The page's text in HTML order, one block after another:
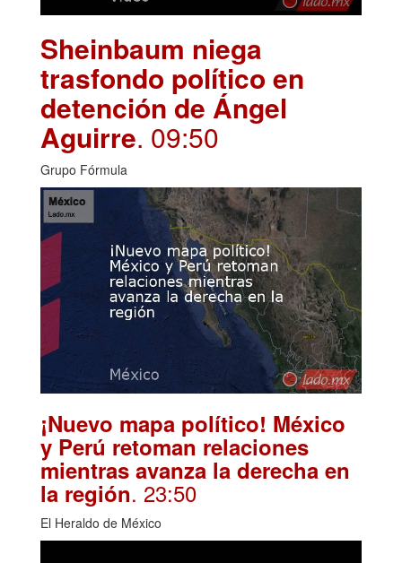
Sheinbaum niega
trasfondo político en
detención de Ángel
Aguirre. 09:50
Grupo Fórmula
¡Nuevo mapa político! México
y Perú retoman relaciones
mientras avanza la derecha en
la región. 23:50
El Heraldo de México